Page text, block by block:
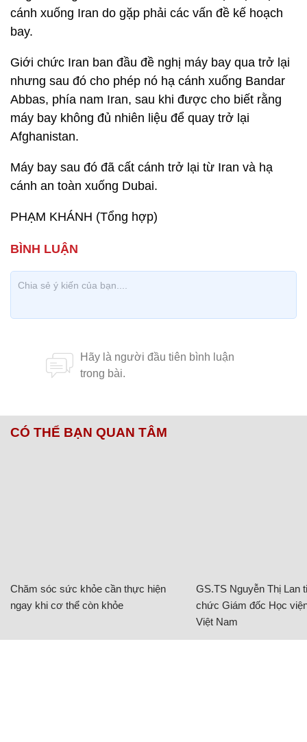
cánh xuống Iran do gặp phải các vấn đề kế hoạch
bay.
Giới chức Iran ban đầu đề nghị máy bay qua trở lại
nhưng sau đó cho phép nó hạ cánh xuống Bandar
Abbas, phía nam Iran, sau khi được cho biết rằng
máy bay không đủ nhiên liệu để quay trở lại
Afghanistan.
Máy bay sau đó đã cất cánh trở lại từ Iran và hạ
cánh an toàn xuống Dubai.
PHẠM KHÁNH (Tổng hợp)
CÓ THỂ BẠN QUAN TÂM
Chăm sóc sức khỏe cần thực hiện
ngay khi cơ thể còn khỏe
GS.TS Nguyễn Thị Lan
chức Giám đốc Học
Việt Nam